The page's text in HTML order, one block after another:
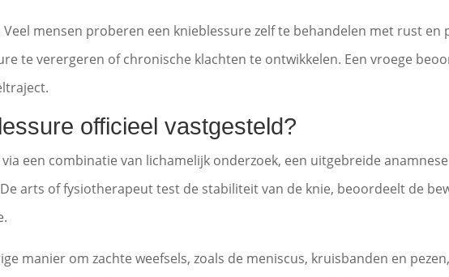
mensen proberen een knieblessure zelf te behandelen met rust
te verergeren of chronische klachten te ontwikkelen. Een vroege
officieel vastgesteld?
een combinatie van lichamelijk onderzoek, een uitgebreide
arts of fysiotherapeut test de stabiliteit van de knie, beoordeelt de
manier om zachte weefsels, zoals de meniscus, kruisbanden en